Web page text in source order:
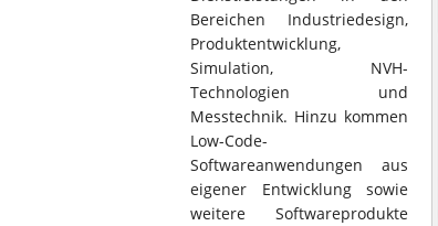
Bereichen Industriedesign,
Produktentwicklung,
Simulation, NVH-
Technologien und
Messtechnik. Hinzu kommen
Low-Code-
Softwareanwendungen aus
eigener Entwicklung sowie
weitere Softwareprodukte